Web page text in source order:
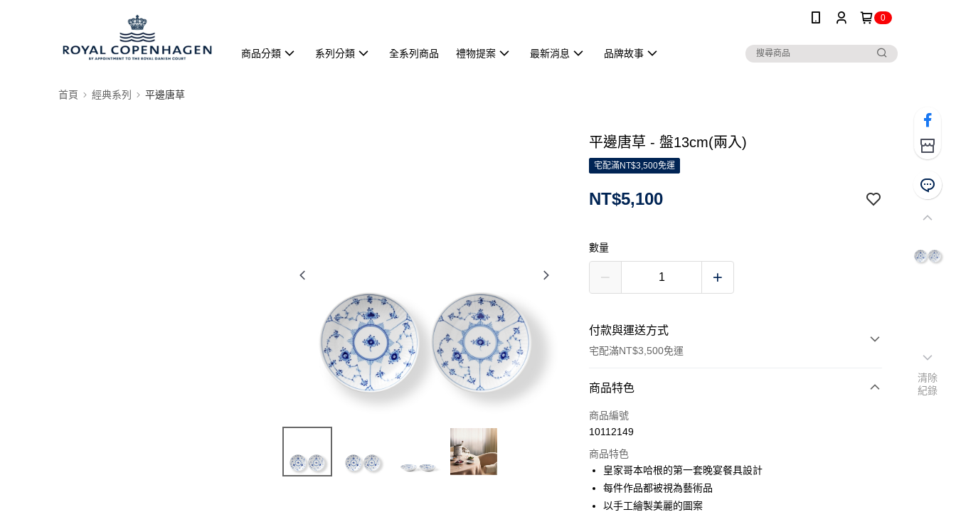
0
商品分類 系列分類 全系列商品 禮物提案 最新消息 品牌故事
首頁 經典系列 平邊唐草
平邊唐草 - 盤13cm(兩入)
宅配滿NT$3,500免運
NT$5,100
數量
付款與運送方式
宅配滿NT$3,500免運
付款方式
信用卡一次付款
3 期 0 利率 每期 NT$1,700
合作金庫商業銀行
華南商業銀行
LINE Pay
商品特色
商品編號
10112149
商品特色
皇家哥本哈根的第一套晚宴餐具設計
每件作品都被視為藝術品
以手工繪製美麗的圖案
清除
紀錄